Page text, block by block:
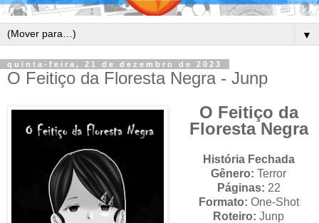
▼
quinta-feira, 21 de dezembro de 2023
O Feitiço da Floresta Negra - Junp
O Feitiço da
Floresta Negra
História Fechada
Gênero: Terror
Páginas: 22
Formato: One-Shot
Roteiro: Junp